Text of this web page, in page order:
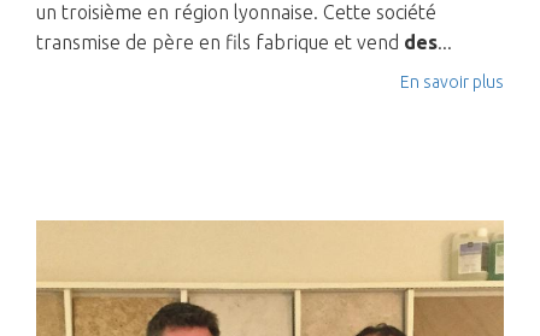
un troisième en région lyonnaise. Cette société
transmise de père en fils fabrique et vend des...
En savoir plus